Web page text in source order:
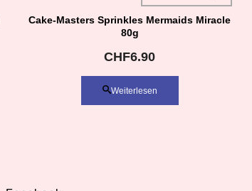
Cake-Masters Sprinkles Mermaids Miracle
80g
CHF6.90
Weiterlesen